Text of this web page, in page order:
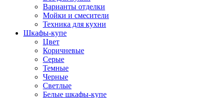
Варианты отделки
Мойки и смесители
Техника для кухни
Шкафы-купе
Цвет
Коричневые
Серые
Темные
Черные
Светлые
Белые шкафы-купе